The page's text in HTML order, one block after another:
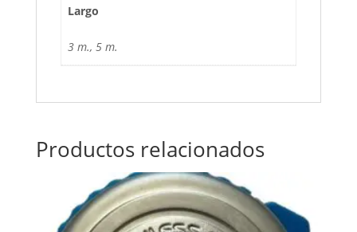
Largo
3 m., 5 m.
Productos relacionados